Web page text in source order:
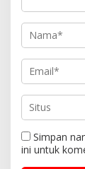
Simpan
ini untuk